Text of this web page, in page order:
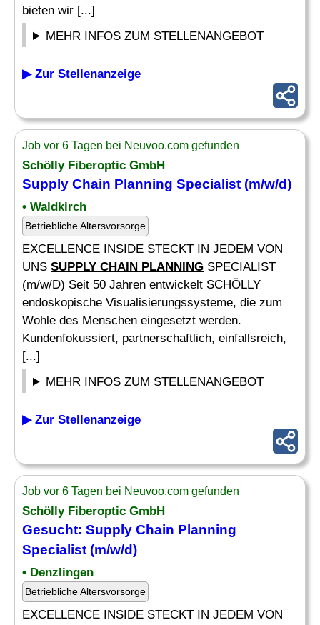
bieten wir [...]
MEHR INFOS ZUM STELLENANGEBOT
▶ Zur Stellenanzeige
Job vor 6 Tagen bei Neuvoo.com gefunden
Schölly Fiberoptic GmbH
Supply Chain Planning Specialist (m/w/d)
• Waldkirch
Betriebliche Altersvorsorge
EXCELLENCE INSIDE STECKT IN JEDEM VON
UNS SUPPLY CHAIN PLANNING SPECIALIST
(m/w/D) Seit 50 Jahren entwickelt SCHÖLLY
endoskopische Visualisierungssysteme, die zum
Wohle des Menschen eingesetzt werden.
Kundenfokussiert, partnerschaftlich, einfallsreich,
[...]
MEHR INFOS ZUM STELLENANGEBOT
▶ Zur Stellenanzeige
Job vor 6 Tagen bei Neuvoo.com gefunden
Schölly Fiberoptic GmbH
Gesucht: Supply Chain Planning
Specialist (m/w/d)
• Denzlingen
Betriebliche Altersvorsorge
EXCELLENCE INSIDE STECKT IN JEDEM VON